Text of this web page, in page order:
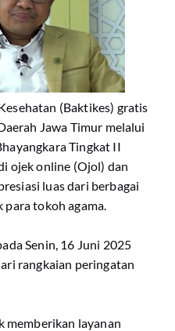
(Baktikes) gratis
Jawa Timur melalui
Tingkat II
ojek online (Ojol) dan
luas dari berbagai
para tokoh agama.
Senin, 16 Juni 2025
rangkaian peringatan
memberikan layanan